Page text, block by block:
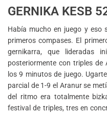
GERNIKA KESB
Había mucho en juego y eso
primeros compases. El
gernikarra, que lideradas
posteriormente con triples
los 9 minutos de juego.
parcial de 1-9 el Aranur se
del ritmo era totalmente
festival de triples, tres en